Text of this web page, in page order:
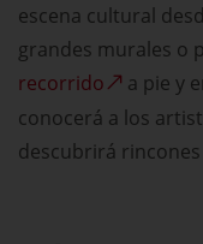
escena cultural
grandes murales o
recorrido
a pie y
conocerá a los
descubrirá